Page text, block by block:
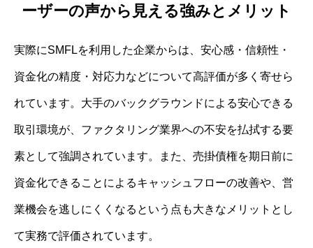
ーザーの声から見える強みとメリット
実際にSMFLを利用した企業からは、安心感・信頼性・
資金化の精度・対応力などについて高評価が多く寄せら
れています。大手のバックグラウンドによる安心できる
取引環境が、ファクタリング業界への不安を払拭する要
素として強調されています。また、売掛債権を期日前に
資金化できることによるキャッシュフローの改善や、営
業機会を逃しにくくなるという点も大きなメリットとし
て実務で評価されています。